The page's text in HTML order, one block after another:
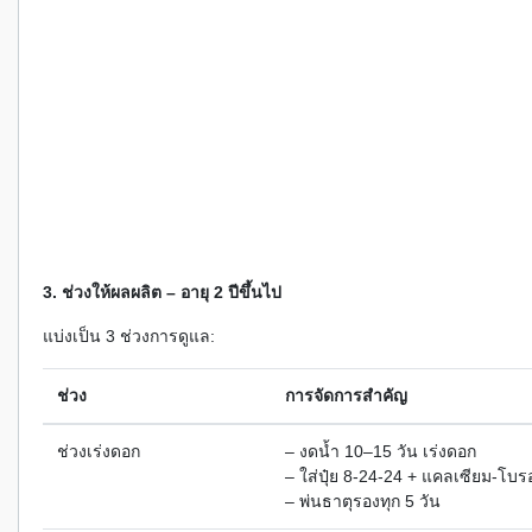
3. ช่วงให้ผลผลิต – อายุ 2 ปีขึ้นไป
แบ่งเป็น 3 ช่วงการดูแล:
ช่วง การจัดการสำคัญ
ช่วงเร่งดอก
– งดน้ำ 10–15 วัน เร่งดอก
– ใส่ปุ๋ย 8-24-24 + แคลเซียม-โบ
– พ่นธาตุรองทุก 5 วัน